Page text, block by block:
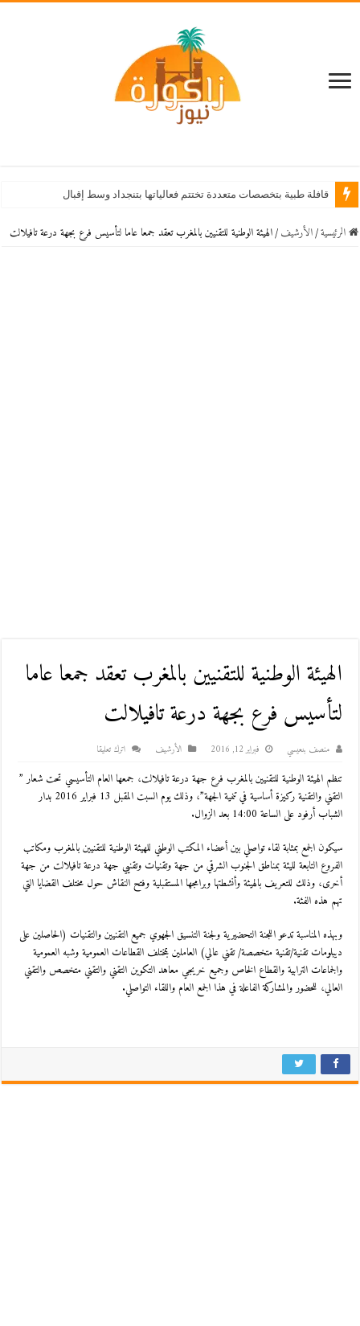
الرئيسية / اﻷرشيف / الهيئة الوطنية للتقنيين بالمغرب تعقد جمعا عاما لتأسيس فرع بجهة درعة تافيلالت
الهيئة الوطنية للتقنيين بالمغرب تعقد جمعا عاما
لتأسيس فرع بجهة درعة تافيلالت
منصف بنعيسي فبراير 12, 2016 اﻷرشيف اترك تعليقا
تنظم الهيئة الوطنية للتقنيين بالمغرب فرع جهة درعة تافيلالت، جمعها العام التأسيسي تحت شعار ”
التقني والتقنية ركيزة أساسية في تنمية الجهة”، وذلك يوم السبت المقبل 13 فبراير 2016 بدار
الشباب أرفود على الساعة 14:00 بعد الزوال.
سيكون الجمع بمثابة لقاء تواصلي بين أعضاء المكتب الوطني للهيئة الوطنية للتقنيين بالمغرب ومكاتب
الفروع التابعة لليئة بمناطق الجنوب الشرقي من جهة وتقنيات وتقنيي جهة درعة تافيلالت من جهة
أخرى، وذلك للتعريف بالهيئة وأنشطتها وبرامجها المستقبلية وفتح النقاش حول مختلف القضايا التي
تهم هذه الفئة.
وبهذه المناسبة تدعو اللجنة التحضيرية ولجنة التنسيق الجهوي جميع التقنيين والتقنيات (الحاصلين على
ديبلومات تقنية/تقنية متخصصة/ تقني عالي) العاملين بمختلف القطاعات العمومية وشبه العمومية
والجماعات الترابية والقطاع الخاص وجميع خريجي معاهد التكوين التقني والتقني متخصص والتقني
العالي، للحضور والمشاركة الفاعلة في هذا الجمع العام واللقاء التواصلي.